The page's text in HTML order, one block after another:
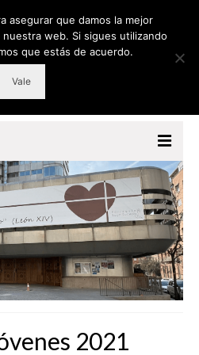
2021
asegurar que damos la mejor
web. Si sigues utilizando
que estás de acuerdo.
Vale